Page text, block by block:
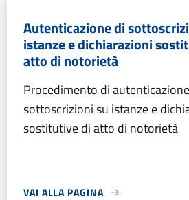
Autenticazione di
istanze e dichiarazioni
atto di notorietà
Procedimento di
sottoscrizioni su istanze e
sostitutive di atto di notorietà
VAI ALLA PAGINA